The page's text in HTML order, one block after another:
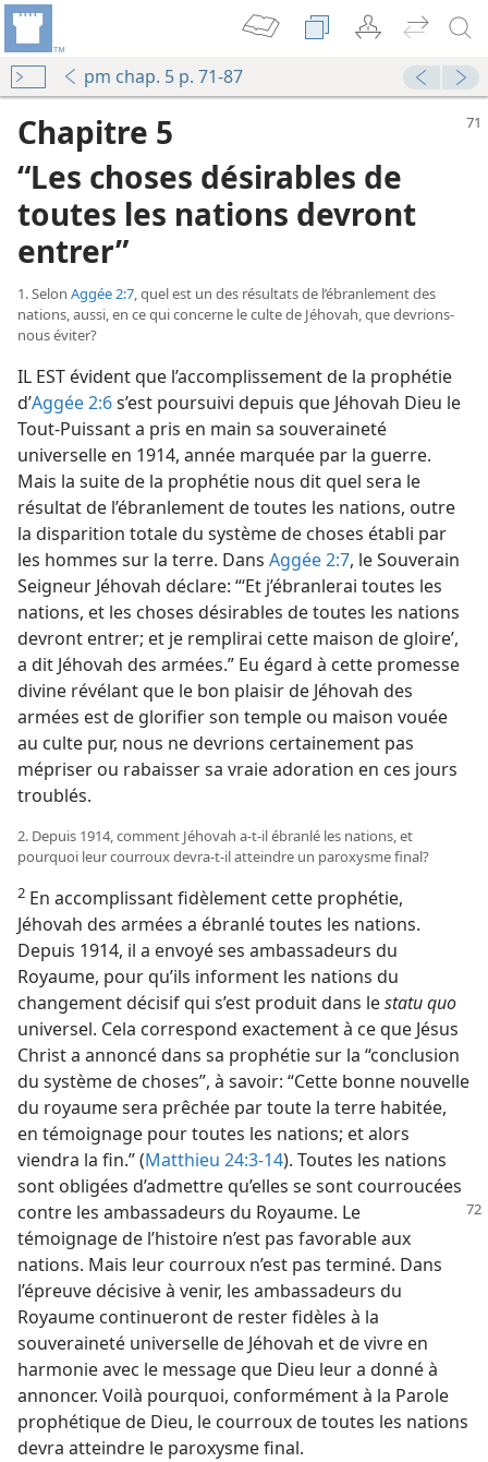
pm chap. 5 p. 71-87
Chapitre 5
“Les choses désirables de
toutes les nations devront
entrer”
1. Selon Aggée 2:7, quel est un des résultats de l’ébranlement des
nations, aussi, en ce qui concerne le culte de Jéhovah, que devrions-​
nous éviter?
IL EST évident que l’accomplissement de la prophétie
d’Aggée 2:6s’est poursuivi depuis que Jéhovah Dieu le
Tout-Puissant a pris en main sa souveraineté
universelle en 1914, année marquée par la guerre.
Mais la suite de la prophétie nous dit quel sera le
résultat de l’ébranlement de toutes les nations, outre
la disparition totale du système de choses établi par
les hommes sur la terre. Dans Aggée 2:7, le Souverain
Seigneur Jéhovah déclare: “‘Et j’ébranlerai toutes les
nations, et les choses désirables de toutes les nations
devront entrer; et je remplirai cette maison de gloire’,
a dit Jéhovah des armées.” Eu égard à cette promesse
divine révélant que le bon plaisir de Jéhovah des
armées est de glorifier son temple ou maison vouée
au culte pur, nous ne devrions certainement pas
mépriser ou rabaisser sa vraie adoration en ces jours
troublés.
2. Depuis 1914, comment Jéhovah a-​t-​il ébranlé les nations, et
pourquoi leur courroux devra-​t-​il atteindre un paroxysme final?
2 En accomplissant fidèlement cette prophétie,
Jéhovah des armées a ébranlé toutes les nations.
Depuis 1914, il a envoyé ses ambassadeurs du
Royaume, pour qu’ils informent les nations du
changement décisif qui s’est produit dans lestatu quo
universel. Cela correspond exactement à ce que Jésus
Christ a annoncé dans sa prophétie sur la “conclusion
du système de choses”, à savoir: “Cette bonne nouvelle
du royaume sera prêchée par toute la terre habitée,
en témoignage pour toutes les nations; et alors
viendra la fin.” (Matthieu 24:3-14). Toutes les nations
sont obligées d’admettre qu’elles se sont courroucées
contre les ambassadeurs du Royaume. Le
témoignage de l’histoire n’est pas favorable aux
nations. Mais leur courroux n’est pas terminé. Dans
l’épreuve décisive à venir, les ambassadeurs du
Royaume continueront de rester fidèles à la
souveraineté universelle de Jéhovah et de vivre en
harmonie avec le message que Dieu leur a donné à
annoncer. Voilà pourquoi, conformément à la Parole
prophétique de Dieu, le courroux de toutes les nations
devra atteindre le paroxysme final.